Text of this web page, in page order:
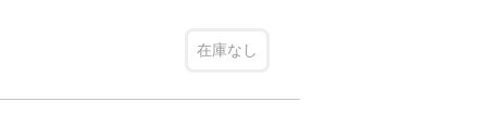
在庫なし